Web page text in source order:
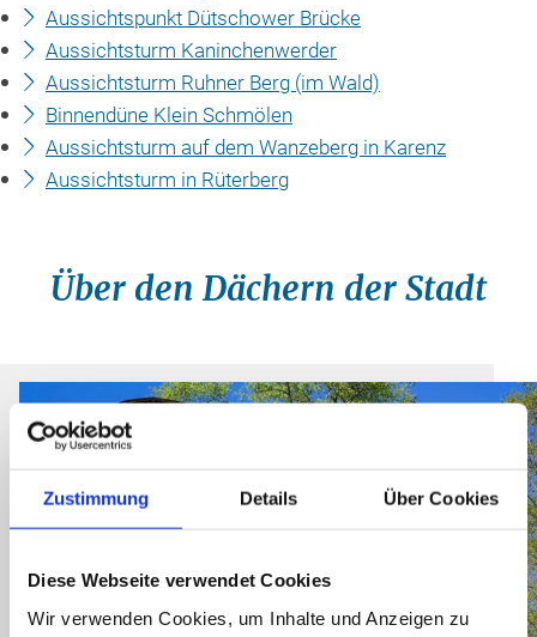
Zustimmung Details Über Cookies
Diese Webseite verwendet Cookies
Wir verwenden Cookies, um Inhalte und Anzeigen zu
Aussichtspunkt Dütschower Brücke
Aussichtsturm Kaninchenwerder
Aussichtsturm Ruhner Berg (im Wald)
Binnendüne Klein Schmölen
Aussichtsturm auf dem Wanzeberg in Karenz
Aussichtsturm in Rüterberg
Über den Dächern der Stadt
Beobachtungsposten
Parchim